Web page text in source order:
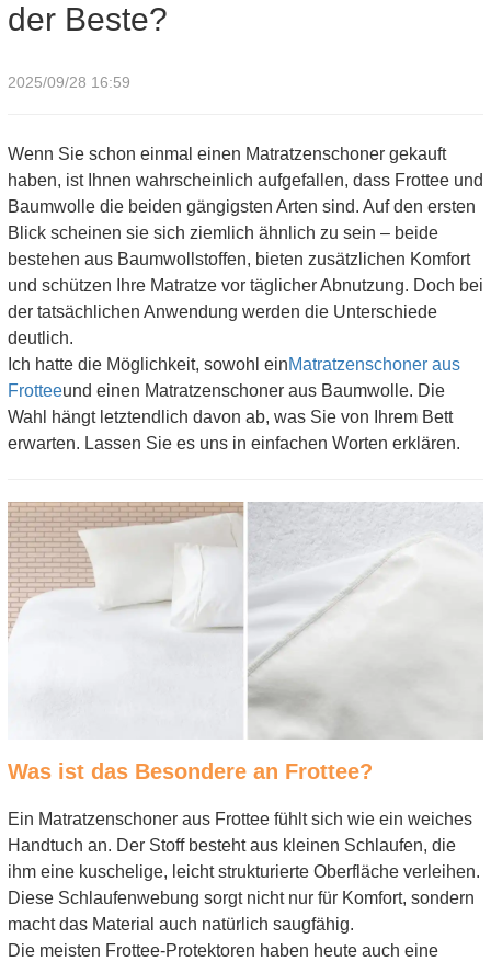
der Beste?
2025/09/28 16:59
Wenn Sie schon einmal einen Matratzenschoner gekauft
haben, ist Ihnen wahrscheinlich aufgefallen, dass Frottee und
Baumwolle die beiden gängigsten Arten sind. Auf den ersten
Blick scheinen sie sich ziemlich ähnlich zu sein – beide
bestehen aus Baumwollstoffen, bieten zusätzlichen Komfort
und schützen Ihre Matratze vor täglicher Abnutzung. Doch bei
der tatsächlichen Anwendung werden die Unterschiede
deutlich.
Ich hatte die Möglichkeit, sowohl einMatratzenschoner aus
Frotteeund einen Matratzenschoner aus Baumwolle. Die
Wahl hängt letztendlich davon ab, was Sie von Ihrem Bett
erwarten. Lassen Sie es uns in einfachen Worten erklären.
Was ist das Besondere an Frottee?
Ein Matratzenschoner aus Frottee fühlt sich wie ein weiches
Handtuch an. Der Stoff besteht aus kleinen Schlaufen, die
ihm eine kuschelige, leicht strukturierte Oberfläche verleihen.
Diese Schlaufenwebung sorgt nicht nur für Komfort, sondern
macht das Material auch natürlich saugfähig.
Die meisten Frottee-Protektoren haben heute auch eine